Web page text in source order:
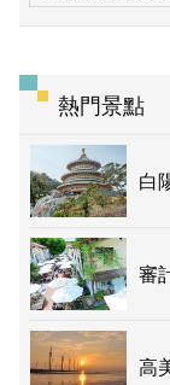
台中活動
熱門景點
白
審
高